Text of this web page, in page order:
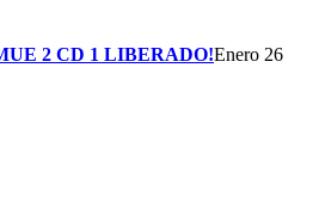
2 CD 1 LIBERADO!Enero 26